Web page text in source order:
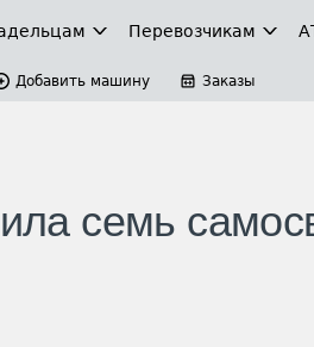
Перевозчикам
Добавить машину Заказы
семь